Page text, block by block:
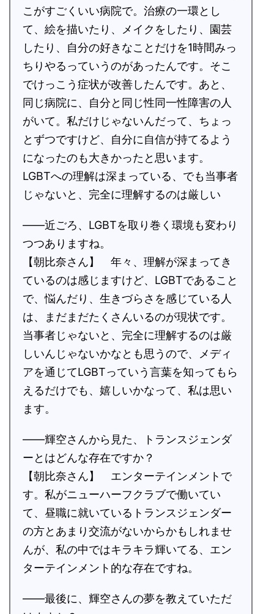
こがすごくいい病院で。治療の一環とし
て、絵を描いたり、メイクをしたり、園芸
したり、自分の好きなことだけを1時間みっ
ちりやるっていうのがあったんです。そこ
でけっこう症状が改善したんです。あと、
同じ病院に、自分と同じ性同一性障害の人
がいて。私だけじゃないんだって、ちょっ
とずつですけど、自分に自信が持てるよう
になったのも大きかったと思います。
LGBTへの理解は深まっている、でも当事者
じゃないと、完全に理解するのは厳しい
――近ごろ、LGBTを取り巻く環境も変わり
つつありますね。
【朝比奈さん】 年々、理解が深まってき
ているのは感じますけど、LGBTであること
で、悩んだり、生きづらさを感じている人
は、まだまだたくさんいるのが現状です。
当事者じゃないと、完全に理解するのは厳
しいんじゃないかなとも思うので、メディ
アを通じてLGBTっていう言葉を知ってもら
えるだけでも、嬉しいかなって、私は思い
ます。
――輝空さんから見た、トランスジェンダ
ーとはどんな存在ですか？
【朝比奈さん】 エンターテインメントで
す。私がニューハーフクラブで働いてい
て、昼職に就いているトランスジェンダー
の方とあまり交流がないからかもしれませ
んが、私の中ではキラキラ輝いてる、エン
ターテインメント的な存在ですね。
――最後に、輝空さんの夢を教えていただ